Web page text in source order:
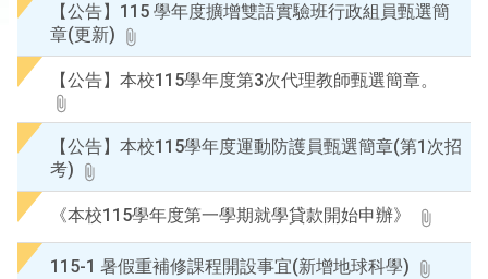
【公告】115 學年度擴增雙語實驗班行政組員甄選簡
章(更新)
【公告】本校115學年度第3次代理教師甄選簡章。
【公告】本校115學年度運動防護員甄選簡章(第1次招
考)
《本校115學年度第一學期就學貸款開始申辦》
115-1 暑假重補修課程開設事宜(新增地球科學)